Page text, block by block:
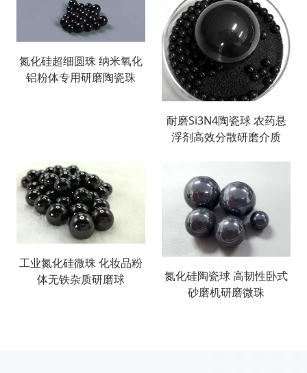
氮化硅超细圆珠 纳米氧化
铝粉体专用研磨陶瓷珠
耐磨Si3N4陶瓷球 农药悬
浮剂高效分散研磨介质
工业氮化硅微珠 化妆品粉
体无铁杂质研磨球
氮化硅陶瓷球 高韧性卧式
砂磨机研磨微珠